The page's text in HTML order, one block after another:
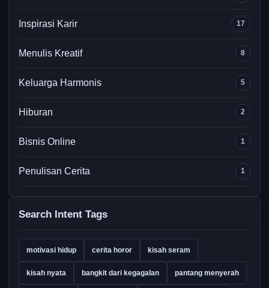
Inspirasi Karir 17
Menulis Kreatif 8
Keluarga Harmonis 5
Hiburan 2
Bisnis Online 1
Penulisan Cerita 1
Search Intent Tags
motivasi hidup cerita horor kisah seram
kisah nyata bangkit dari kegagalan pantang menyerah